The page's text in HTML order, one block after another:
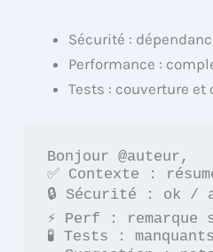
Sécurité :
Performance :
Tests : couverture et
Bonjour @auteur,
✅ Contexte :
🔒 Sécurité : ok /
⚡ Perf :
🧪 Tests :